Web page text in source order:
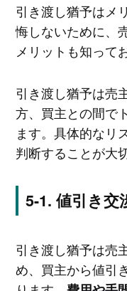
引き渡し猶予はメ
悔しないために、
メリットも知って
引き渡し猶予は売
方、買主との間で
ます。具体的なリ
判断することが大
値引き交
引き渡し猶予は売
め、買主から値引